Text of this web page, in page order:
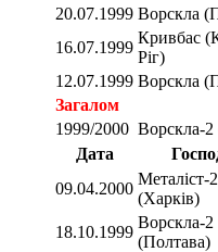
20.07.1999 Ворскла
16.07.1999
Кривбас
Ріг)
12.07.1999 Ворскла
Загалом
1999/2000 Ворскла-
Дата
09.04.2000
Металіст-2
(Харків)
18.10.1999
Ворскла-2
(Полтава)